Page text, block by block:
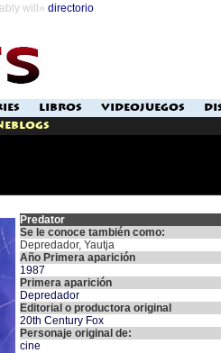
will» directorio
LIBROS VIDEOJUEGOS
Predator
Se le conoce también como:
Depredador, Yautja
Año Primera aparición
1987
Primera aparición
Depredador
Editorial o productora original
20th Century Fox
Personaje original de:
cine